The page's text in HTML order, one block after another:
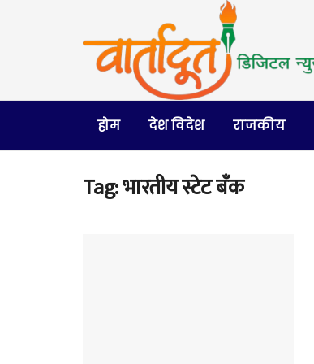
होम देश विदेश राजकीय
Tag:भारतीय स्टेट बँक